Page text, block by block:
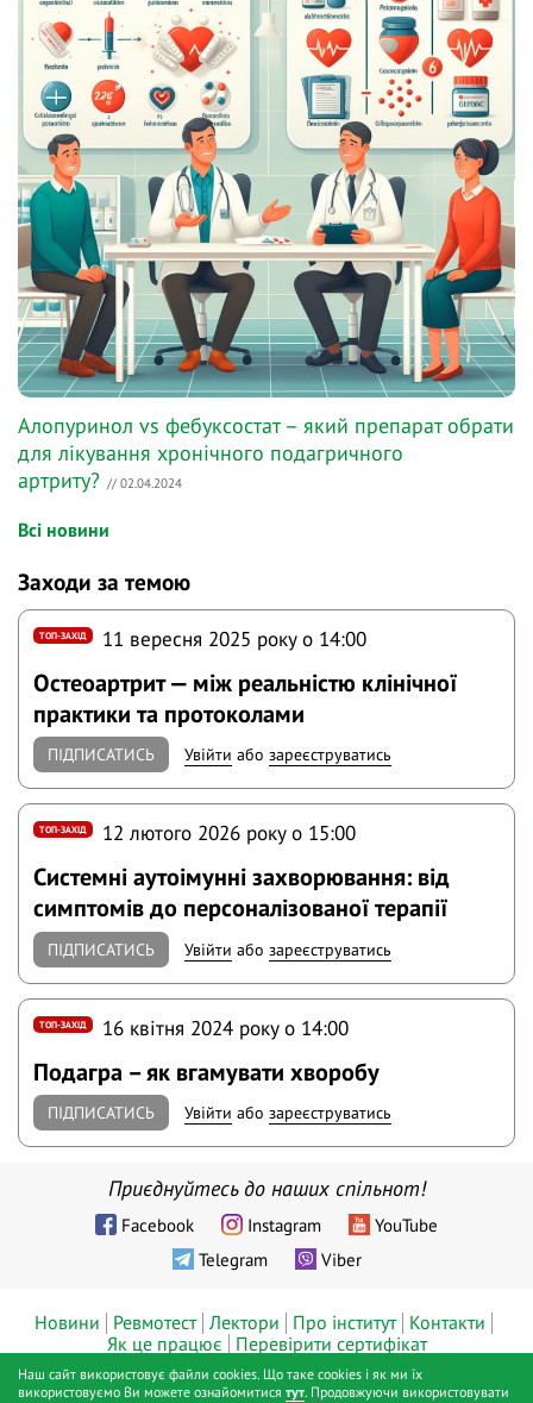
Алопуринол vs фебуксостат – який препарат обрати
для лікування хронічного подагричного
артриту? // 02.04.2024
Всі новини
Заходи за темою
ТОП-ЗАХІД 11 вересня 2025 року o 14:00
Остеоартрит — між реальністю клінічної
практики та протоколами
ПІДПИСАТИСЬ Увійти абозареєструватись
ТОП-ЗАХІД 12 лютого 2026 року o 15:00
Системні аутоімунні захворювання: від
симптомів до персоналізованої терапії
ПІДПИСАТИСЬ Увійти абозареєструватись
ТОП-ЗАХІД 16 квітня 2024 року o 14:00
Подагра – як вгамувати хворобу
ПІДПИСАТИСЬ Увійти абозареєструватись
Приєднуйтесь до наших спільнот!
Facebook Instagram
YouTube
Telegram
Viber
Новини Ревмотест Лектори Про інститут Контакти
Як це працює
Перевірити сертифікат
© ТОВ «Діджитал хелс», Інститут ревматології™, Київ, 2019 - 2026
Наш сайт використовує файли cookies. Що таке cookies і як ми їх
використовуємо Ви можете ознайомитися тут. Продовжуючи використовувати